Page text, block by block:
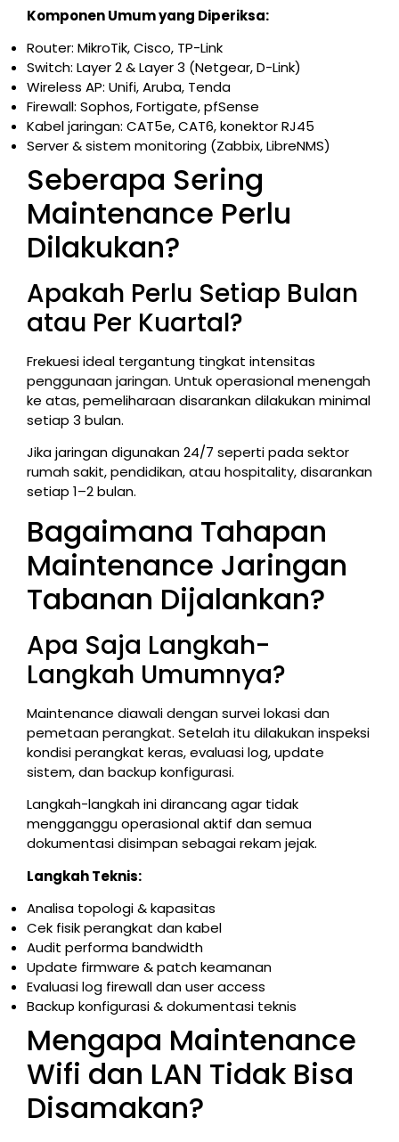
Komponen Umum yang Diperiksa:
Router: MikroTik, Cisco, TP-Link
Switch: Layer 2 & Layer 3 (Netgear, D-Link)
Wireless AP: Unifi, Aruba, Tenda
Firewall: Sophos, Fortigate, pfSense
Kabel jaringan: CAT5e, CAT6, konektor RJ45
Server & sistem monitoring (Zabbix, LibreNMS)
Seberapa Sering
Maintenance Perlu
Dilakukan?
Apakah Perlu Setiap Bulan
atau Per Kuartal?
Frekuesi ideal tergantung tingkat intensitas
penggunaan jaringan. Untuk operasional menengah
ke atas, pemeliharaan disarankan dilakukan minimal
setiap 3 bulan.
Jika jaringan digunakan 24/7 seperti pada sektor
rumah sakit, pendidikan, atau hospitality, disarankan
setiap 1–2 bulan.
Bagaimana Tahapan
Maintenance Jaringan
Tabanan Dijalankan?
Apa Saja Langkah-
Langkah Umumnya?
Maintenance diawali dengan survei lokasi dan
pemetaan perangkat. Setelah itu dilakukan inspeksi
kondisi perangkat keras, evaluasi log, update
sistem, dan backup konfigurasi.
Langkah-langkah ini dirancang agar tidak
mengganggu operasional aktif dan semua
dokumentasi disimpan sebagai rekam jejak.
Langkah Teknis:
Analisa topologi & kapasitas
Cek fisik perangkat dan kabel
Audit performa bandwidth
Update firmware & patch keamanan
Evaluasi log firewall dan user access
Backup konfigurasi & dokumentasi teknis
Mengapa Maintenance
Wifi dan LAN Tidak Bisa
Disamakan?